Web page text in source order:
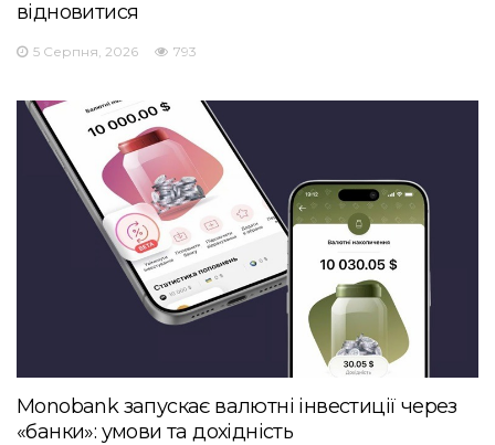
відновитися
5 Серпня, 2026 793
Monobank запускає валютні інвестиції через
«банки»: умови та дохідність